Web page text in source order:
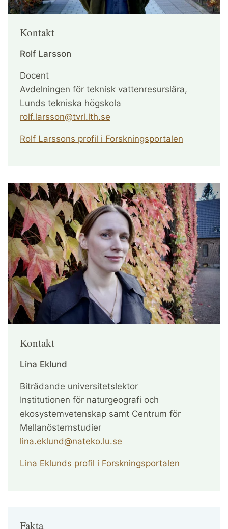
Fakta
Kontakt
Lina Eklund
Biträdande universitetslektor
Institutionen för naturgeografi och
ekosystemvetenskap samt Centrum för
Mellanösternstudier
lina.eklund@nateko.lu.se
Lina Eklunds profil i Forskningsportalen
Kontakt
Rolf Larsson
Docent
Avdelningen för teknisk vattenresurslära,
Lunds tekniska högskola
rolf.larsson@tvrl.lth.se
Rolf Larssons profil i Forskningsportalen